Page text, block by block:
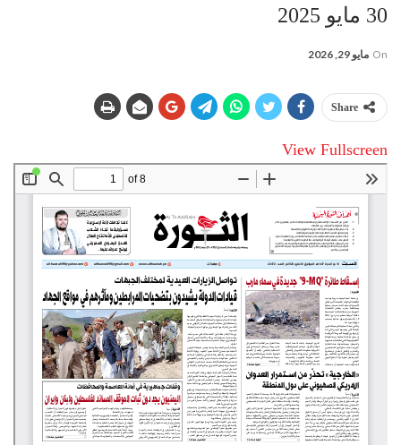
30 مايو 2025
On مايو 29, 2026
Share
View Fullscreen